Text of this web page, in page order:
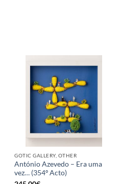
GOTIC GALLERY, OTHER
António Azevedo – Era uma
vez… (354º Acto)